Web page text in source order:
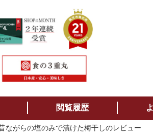
検索
閲覧履歴
ながらの塩のみで漬けた梅干しのレビュー